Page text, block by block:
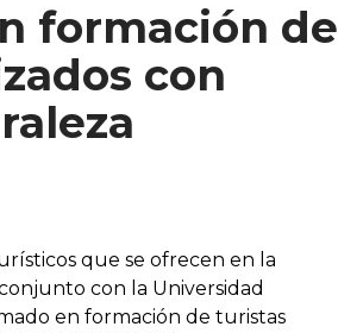
formación de
con
que se ofrecen en la
con la Universidad
en formación de turistas